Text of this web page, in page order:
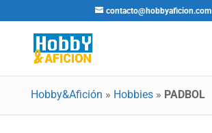
contacto@hobbyaficion.com
Hobby&Afición » Hobbies» PADBOL